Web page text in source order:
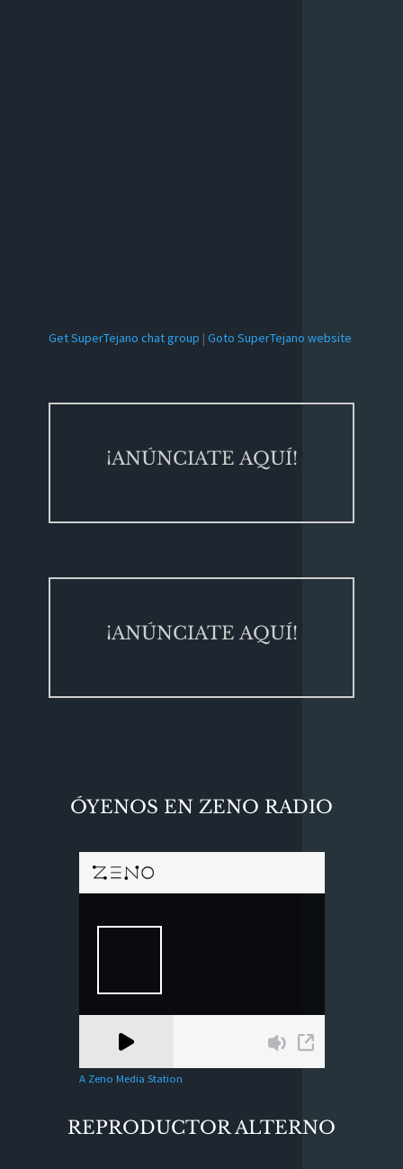
Get SuperTejano chat group | Goto SuperTejano website
¡ANÚNCIATE AQUÍ!
¡ANÚNCIATE AQUÍ!
ÓYENOS EN ZENO RADIO
A Zeno Media Station
REPRODUCTOR ALTERNO